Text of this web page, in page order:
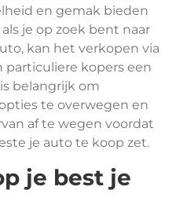
en gemak bieden
je op zoek bent naar
kan het verkopen via
particuliere kopers een
belangrijk om
te overwegen en
af te wegen voordat
je auto te koop zet.
je best je